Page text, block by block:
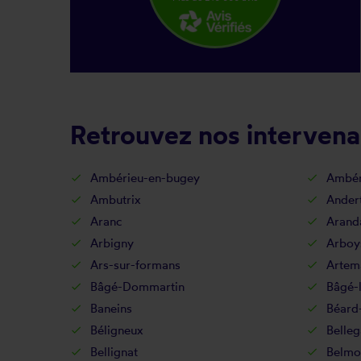
Retrouvez nos
Ambérieu-en-bugey
Ambutrix
Aranc
Arbigny
Ars-sur-formans
Bâgé-Dommartin
Baneins
Béligneux
Bellignat